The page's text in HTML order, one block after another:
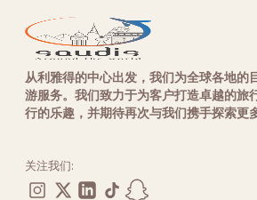
从利雅得的中心出发，我们为全球各地的
游服务。我们致力于为客户打造卓越的旅
行的乐趣，并期待再次与我们携手探索更
关注我们: